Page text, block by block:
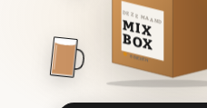
DEZE MAAND
MIX
BOX
8 BIEREN